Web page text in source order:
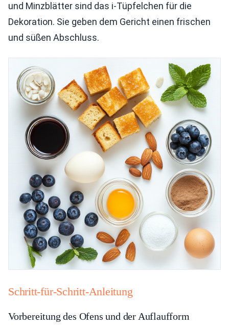
und Minzblätter sind das i-Tüpfelchen für die
Dekoration. Sie geben dem Gericht einen frischen
und süßen Abschluss.
Schritt-für-Schritt-Anleitung
Vorbereitung des Ofens und der Auflaufform